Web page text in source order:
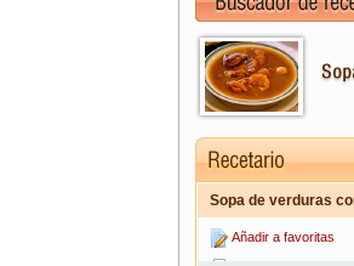
Sopa de verduras
Añadir a favoritas